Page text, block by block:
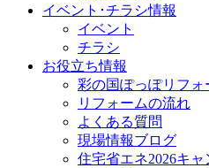
イベント･チラシ情報
イベント
チラシ
お役立ち情報
彩の国ぽっぽリフ
リフォームの流れ
よくある質問
現場情報ブログ
住宅省エネ2026キャ